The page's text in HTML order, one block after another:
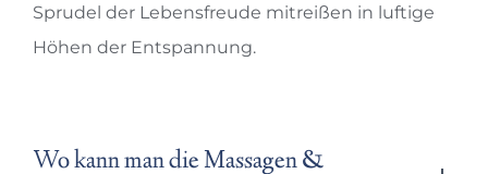
Sprudel der Lebensfreude mitreißen in luftige
Höhen der Entspannung.
Wo kann man die Massagen &